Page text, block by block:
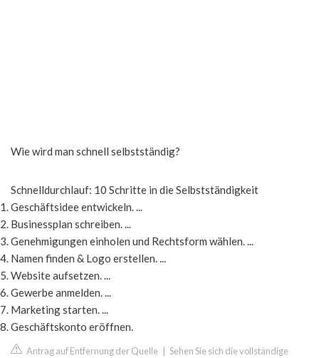
Wie wird man schnell selbstständig?
Schnelldurchlauf: 10 Schritte in die Selbstständigkeit
Geschäftsidee entwickeln. ...
Businessplan schreiben. ...
Genehmigungen einholen und Rechtsform wählen. ...
Namen finden & Logo erstellen. ...
Website aufsetzen. ...
Gewerbe anmelden. ...
Marketing starten. ...
Geschäftskonto eröffnen.
Antrag auf Entfernung der Quelle Sehen Sie sich die vollständige